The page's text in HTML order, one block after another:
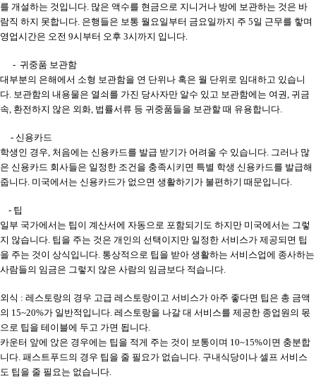
를 개설하는 것입니다. 많은 액수를 현금으로 지니거나 방에 보관하는 것은 바
람직 하지 못합니다. 은행들은 보통 월요일부터 금요일까지 주 5일 근무를 핳며
영업시간은 오전 9시부터 오후 3시까지 입니다.
- 귀중품 보관함
대부분의 은해에서 소형 보관함을 연 단위나 혹은 월 단위로 임대하고 있습니
다. 보관함의 내용물은 열쇠를 가진 당사자만 알수 있고 보관함에는 여권, 귀금
속, 환전하지 않은 외화, 법률서류 등 귀중품들을 보관할 때 유용합니다.
- 신용카드
학생인 경우, 처음에는 신용카드를 발급 받기가 어려울 수 있습니다. 그러나 많
은 신용카드 회사들은 일정한 조건을 충족시키면 특별 학생 신용카드를 발급해
줍니다. 미국에서는 신용카드가 없으면 생활하기가 불편하기 때문입니다.
- 팁
일부 국가에서는 팁이 계산서에 자동으로 포함되기도 하지만 미국에서는 그렇
지 않습니다. 팁을 주는 것은 개인의 선택이지만 일정한 서비스가 제공되면 팁
을 주는 것이 상식입니다. 통상적으로 팁을 받아 생활하는 서비스업에 종사하는
사람들의 임금은 그렇지 않은 사람의 임금보다 적습니다.
외식 : 레스토랑의 경우 고급 레스토랑이고 서비스가 아주 좋다면 팁은 총 금액
의 15~20%가 일반적입니다. 레스토랑을 나갈 대 서비스를 제공한 종업원의 몫
으로 팁을 테이블에 두고 가면 됩니다.
카운터 앞에 앉은 경우에는 팁을 적게 주는 것이 보통이며 10~15%이면 충분합
니다. 패스트푸드의 경우 팁을 줄 필요가 없습니다. 구내식당이나 셀프 서비스
도 팁을 줄 필요는 없습니다.